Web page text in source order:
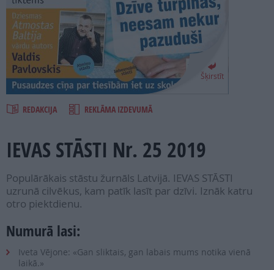
SEARCH
Šķirstīt
REDAKCIJA REKLĀMA IZDEVUMĀ
IEVAS STĀSTI Nr. 25 2019
Populārākais stāstu žurnāls Latvijā. IEVAS STĀSTI
uzrunā cilvēkus, kam patīk lasīt par dzīvi. Iznāk katru
otro piektdienu.
Numurā lasi:
Iveta Vējone: «Gan sliktais, gan labais mums notika vienā
laikā.»